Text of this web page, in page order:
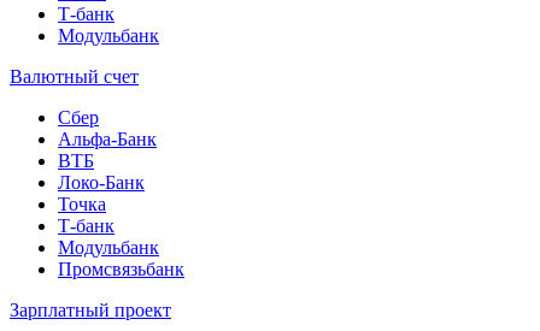
Т-банк
Модульбанк
Валютный счет
Сбер
Альфа-Банк
ВТБ
Локо-Банк
Точка
Т-банк
Модульбанк
Промсвязьбанк
Зарплатный проект